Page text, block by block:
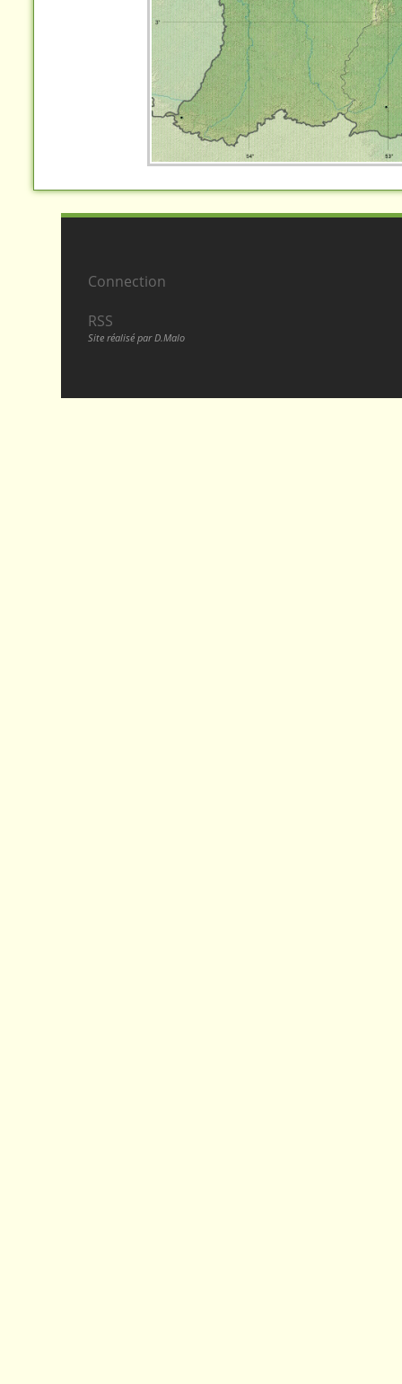
Connection
RSS
Site réalisé par D.Malo